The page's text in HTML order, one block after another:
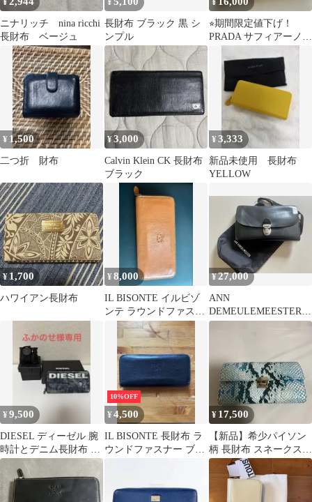
¥
ニナリッチ nina ricchi
長財布 ベージュ
¥
長財布 ブラック 黒 シ
ンプル
¥
⭐︎期間限定値下げ！
PRADA サフィアーノレ
ザー ノベルティ 長財布
ブラック
¥ 1,500
二つ折 財布
¥3,000
Calvin Klein CK 長財布
ブラック
¥3,333
新品未使用 長財布
YELLOW
¥1,700
ハワイアン長財布
¥8,000
IL BISONTE イルビゾ
ンテ ラウンドファスナ
ー 長財布 ヤキヌメ
¥27,000
ANN
DEMEULEMEESTER
レザー長財布
¥9,500
DIESEL ディーゼル 腕
時計とデニム長財布 2
点セット
10%OFF
¥4,500
IL BISONTE 長財布 ラ
ウンドファスナー ブラ
¥ 17,500
【新品】希少パイソン
柄 長財布 スネークスキ
ン調